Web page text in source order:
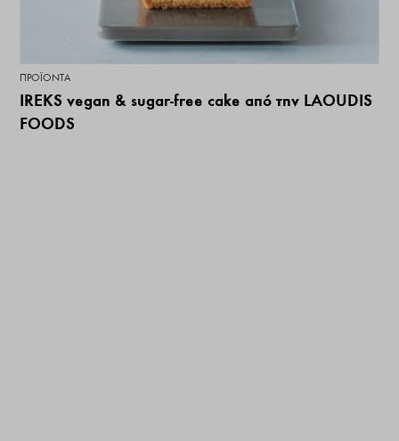
ΠΡΟΪΌΝΤΑ
IREKS vegan & sugar-free cake από την LAOUDIS
FOODS